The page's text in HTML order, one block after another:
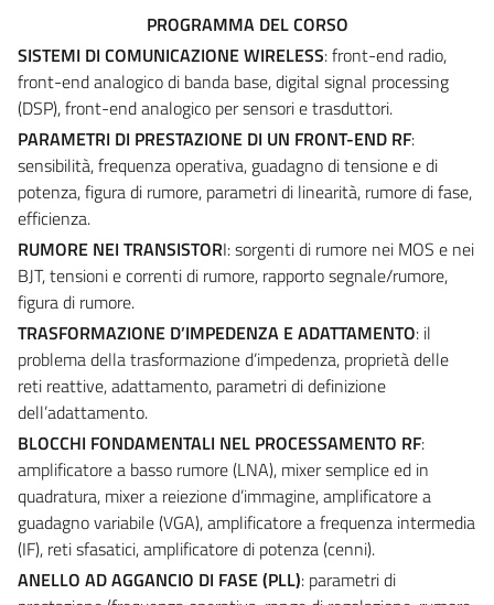
PROGRAMMA DEL CORSO
SISTEMI DI COMUNICAZIONE WIRELESS: front-end radio,
front-end analogico di banda base, digital signal processing
(DSP), front-end analogico per sensori e trasduttori.
PARAMETRI DI PRESTAZIONE DI UN FRONT-END RF:
sensibilità, frequenza operativa, guadagno di tensione e di
potenza, figura di rumore, parametri di linearità, rumore di fase,
efficienza.
RUMORE NEI TRANSISTORI: sorgenti di rumore nei MOS e nei
BJT, tensioni e correnti di rumore, rapporto segnale/rumore,
figura di rumore.
TRASFORMAZIONE D’IMPEDENZA E ADATTAMENTO: il
problema della trasformazione d’impedenza, proprietà delle
reti reattive, adattamento, parametri di definizione
dell’adattamento.
BLOCCHI FONDAMENTALI NEL PROCESSAMENTO RF:
amplificatore a basso rumore (LNA), mixer semplice ed in
quadratura, mixer a reiezione d’immagine, amplificatore a
guadagno variabile (VGA), amplificatore a frequenza intermedia
(IF), reti sfasatici, amplificatore di potenza (cenni).
ANELLO AD AGGANCIO DI FASE (PLL): parametri di